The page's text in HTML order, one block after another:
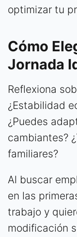
optimizar tu
Cómo
Jornada
Reflexiona
¿Estabilidad
¿Puedes
cambiantes?
familiares?
Al buscar
en las
trabajo y
modificación